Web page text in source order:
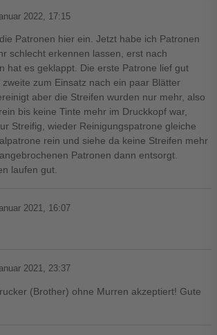
2022, 17:15
Patronen hier ein. Jetzt habe ich Patronen
schlecht erkennen lassen, erst nach
hat es geklappt. Die erste Patrone lief gut
zum Einsatz nach ein paar Blätter
aber die Streifen wurden nur mehr, also
bis keine Tinte mehr im Druckkopf war,
Streifig, wieder Reinigungspatrone gleiche
rein und siehe da keine Streifen mehr
Patronen dann entsorgt.
laufen gut.
2021, 16:07
2021, 23:37
(Brother) ohne Murren akzeptiert! Gute